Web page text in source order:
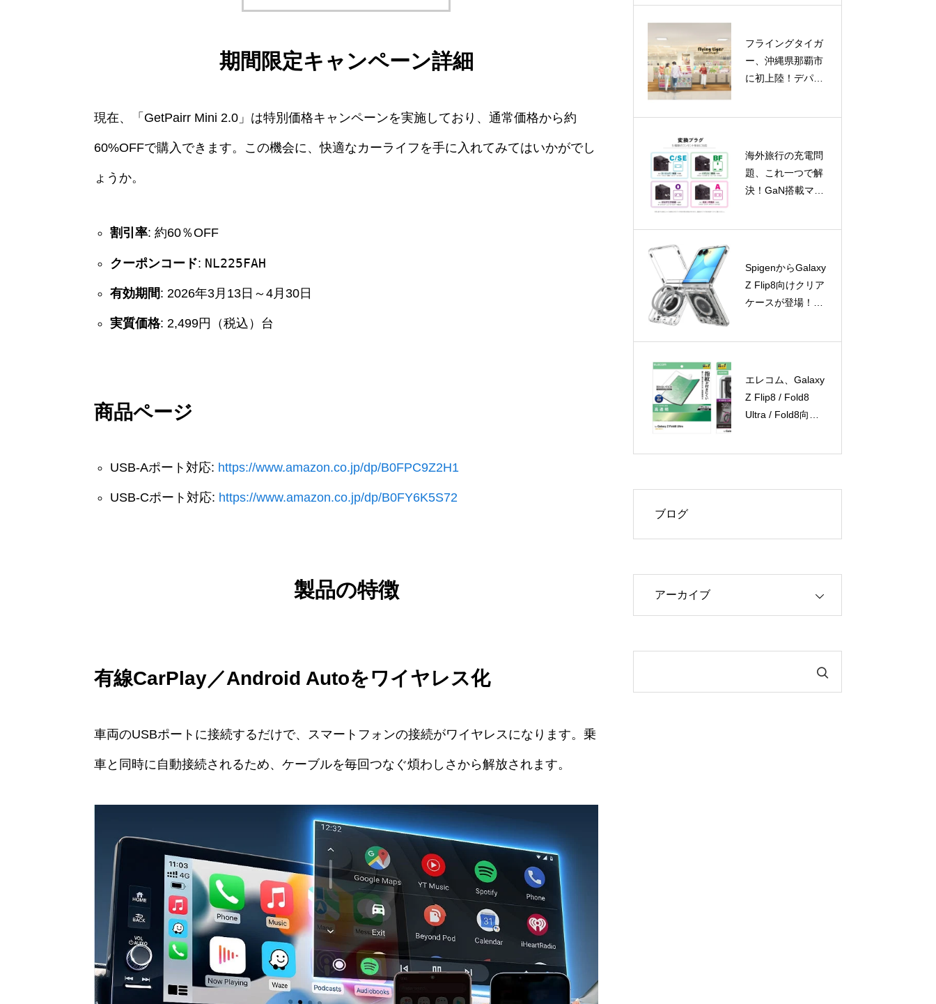
期間限定キャンペーン詳細
現在、「GetPairr Mini 2.0」は特別価格キャンペーンを実施しており、通常価格から約
60%OFFで購入できます。この機会に、快適なカーライフを手に入れてみてはいかがでし
ょうか。
割引率: 約60％OFF
クーポンコード: NL225FAH
有効期間: 2026年3月13日～4月30日
実質価格: 2,499円（税込）台
商品ページ
USB-Aポート対応: https://www.amazon.co.jp/dp/B0FPC9Z2H1
USB-Cポート対応: https://www.amazon.co.jp/dp/B0FY6K5S72
製品の特徴
有線CarPlay／Android Autoをワイヤレス化
車両のUSBポートに接続するだけで、スマートフォンの接続がワイヤレスになります。乗
車と同時に自動接続されるため、ケーブルを毎回つなぐ煩わしさから解放されます。
フライングタイガ
ー、沖縄県那覇市
に初上陸！デパー
も
海外旅行の充電問
題、これ一つで解
決！GaN搭載マル
SpigenからGalaxy
Z Flip8向けクリア
ケースが登場！
エレコム、Galaxy
Z Flip8 / Fold8
Ultra / Fold8向け
ブログ